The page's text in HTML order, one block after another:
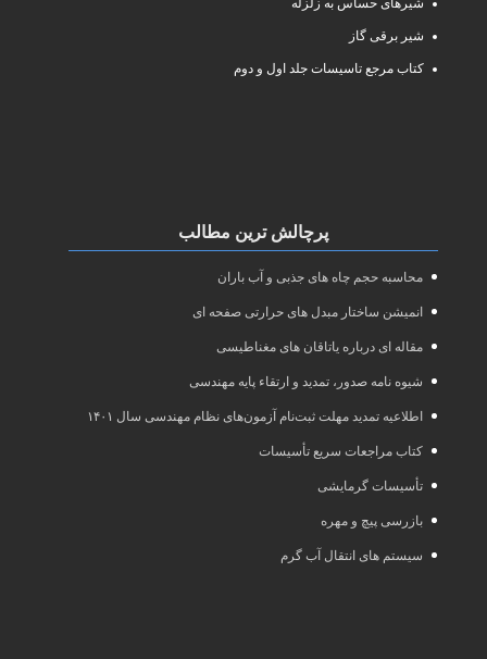
شیر برقی گاز
کتاب مرجع تاسیسات جلد اول و دوم
پرچالش ترین مطالب
محاسبه حجم چاه های جذبی و آب باران
انمیشن ساختار مبدل های حرارتی صفحه ای
مقاله ای درباره یاتاقان های مغناطیسی
شیوه نامه صدور، تمدید و ارتقاء پایه مهندسی
اطلاعیه تمدید مهلت ثبت‌نام آزمون‌های نظام مهندسی سال ۱۴۰۱
کتاب مراجعات سریع تأسیسات
تأسیسات گرمایشی
بازرسی پیچ و مهره
سیستم های انتقال آب گرم